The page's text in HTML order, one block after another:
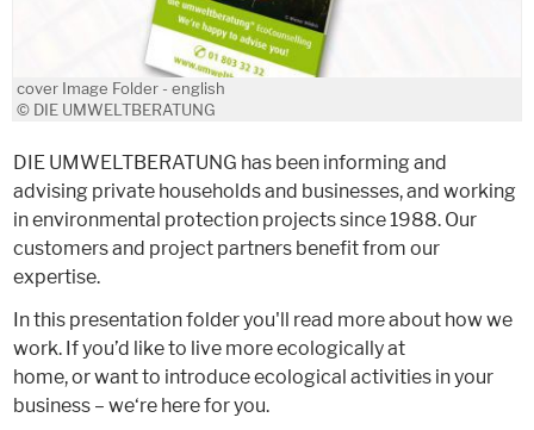
cover Image Folder - english
© DIE UMWELTBERATUNG
DIE UMWELTBERATUNG has been informing and
advising private households and businesses, and working
in environmental protection projects since 1988. Our
customers and project partners benefit from our
expertise.
In this presentation folder you'll read more about how we
work. If you’d like to live more ecologically at
home, or want to introduce ecological activities in your
business – we‘re here for you.